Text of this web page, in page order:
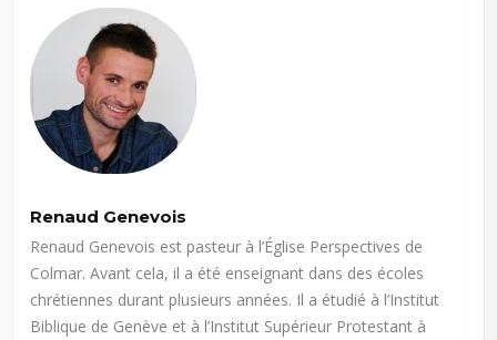
Renaud Genevois
Renaud Genevois est pasteur à l’Église Perspectives de
Colmar. Avant cela, il a été enseignant dans des écoles
chrétiennes durant plusieurs années. Il a étudié à l’Institut
Biblique de Genève et à l’Institut Supérieur Protestant à